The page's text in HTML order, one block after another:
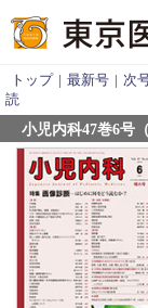
トップ | 最新号 | 次
読
小児内科47巻6号